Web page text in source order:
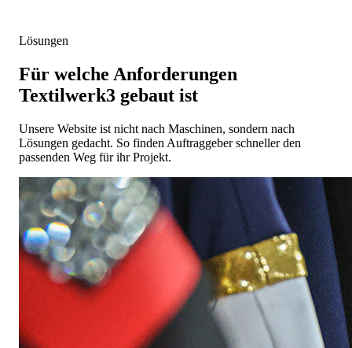
Lösungen
Für welche Anforderungen
Textilwerk3 gebaut ist
Unsere Website ist nicht nach Maschinen, sondern nach
Lösungen gedacht. So finden Auftraggeber schneller den
passenden Weg für ihr Projekt.